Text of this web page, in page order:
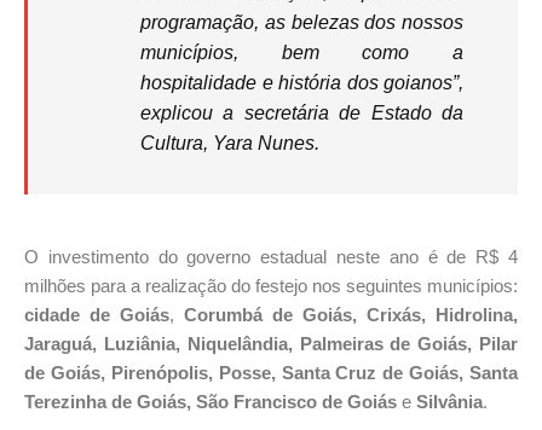
programação, as belezas dos nossos
municípios, bem como a
hospitalidade e história dos goianos”,
explicou a secretária de Estado da
Cultura, Yara Nunes.
O investimento do governo estadual neste ano é de R$ 4
milhões para a realização do festejo nos seguintes municípios:
cidade de Goiás, Corumbá de Goiás, Crixás, Hidrolina,
Jaraguá, Luziânia, Niquelândia, Palmeiras de Goiás, Pilar
de Goiás, Pirenópolis, Posse, Santa Cruz de Goiás, Santa
Terezinha de Goiás, São Francisco de Goiás e Silvânia.